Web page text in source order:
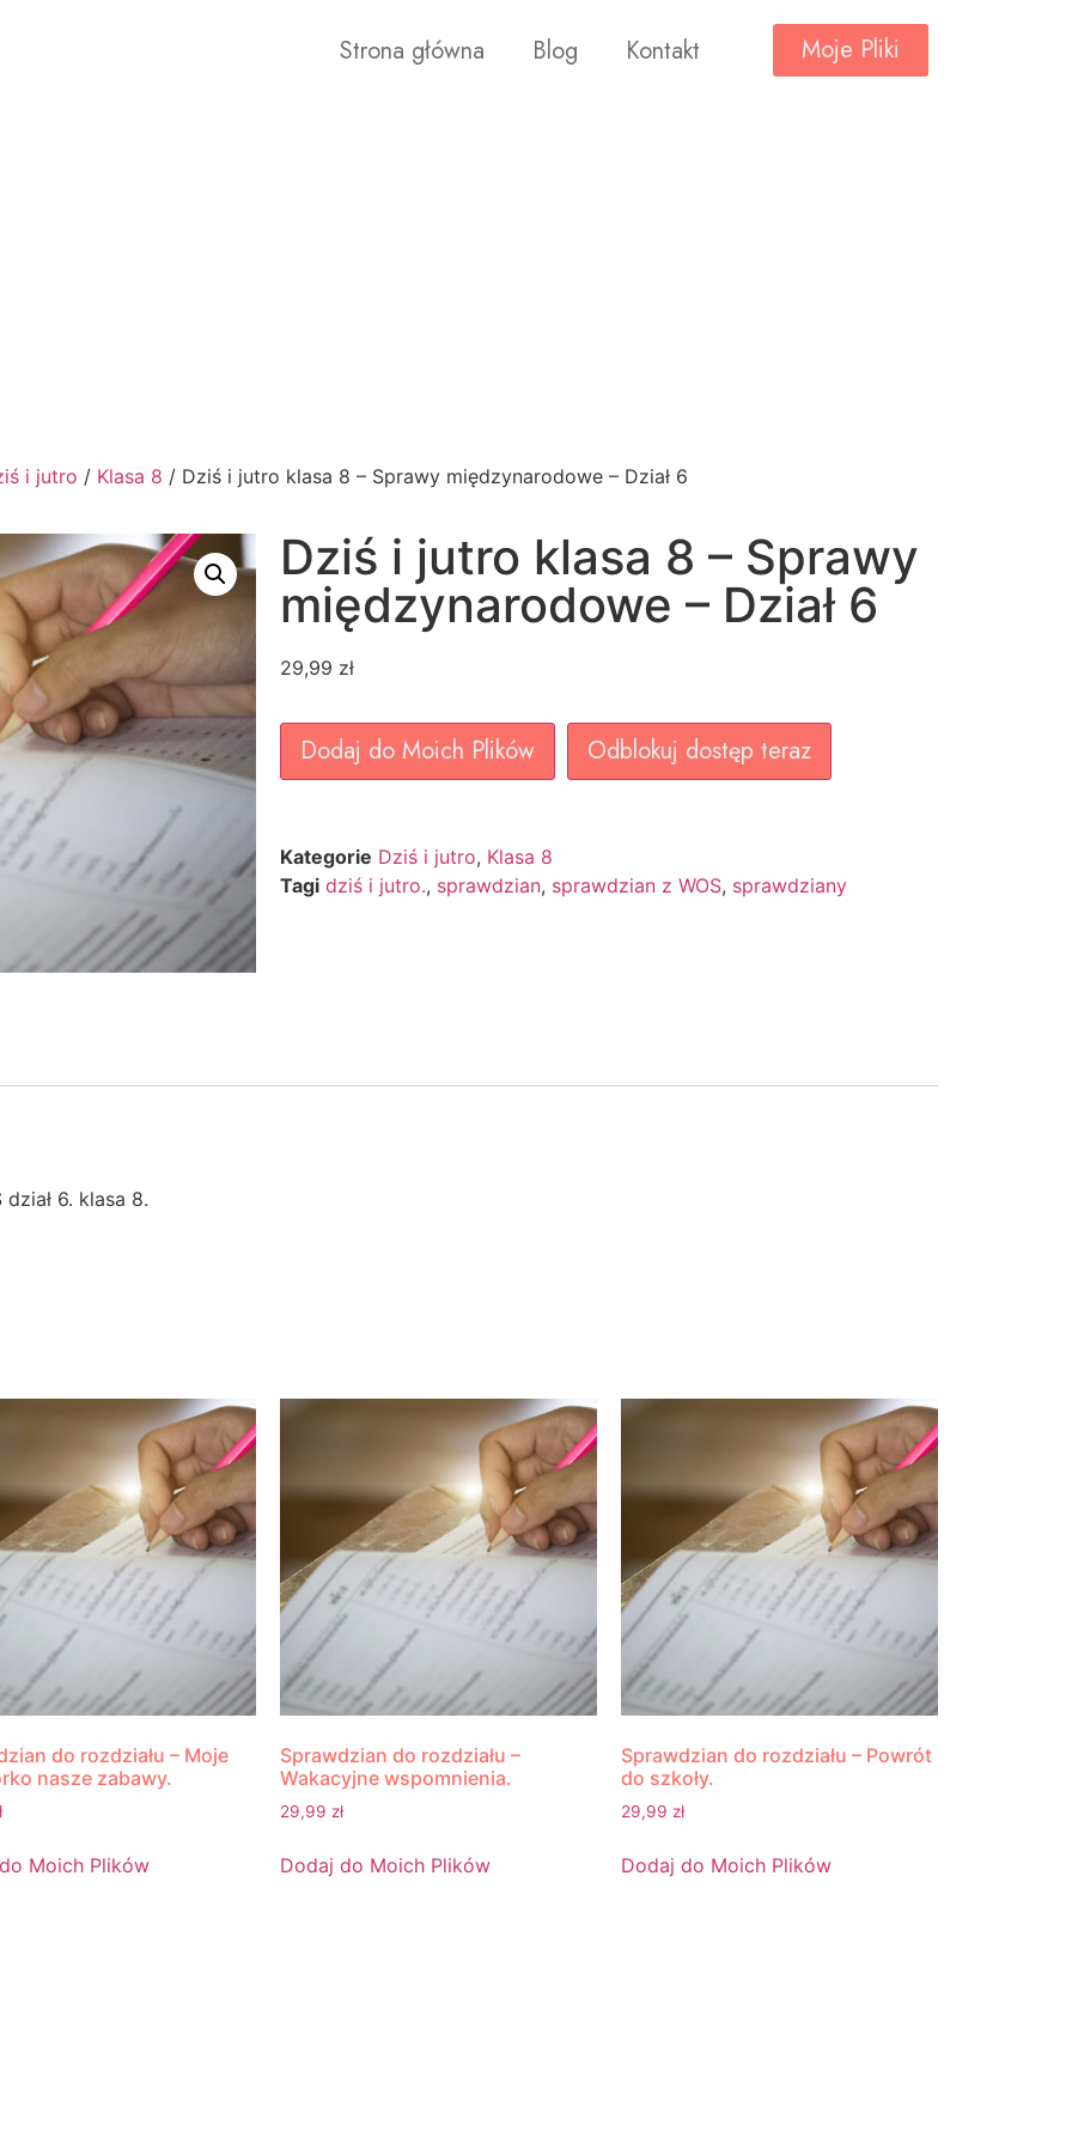
Strona główna Blog Kontakt Moje Pliki
i jutro / Klasa 8 / Dziś i jutro klasa 8 – Sprawy międzynarodowe – Dział 6
Dziś i jutro klasa 8 – Sprawy
międzynarodowe – Dział 6
29,99 zł
Dodaj do Moich Plików Odblokuj dostęp teraz
Kategorie Dziś i jutro, Klasa 8
Tagi dziś i jutro., sprawdzian, sprawdzian z WOS, sprawdziany
6. klasa 8.
do rozdziału – Moje
nasze zabawy.
Moich Plików
Sprawdzian do rozdziału –
Wakacyjne wspomnienia.
29,99 zł
Dodaj do Moich Plików
Sprawdzian do rozdziału – Powrót
do szkoły.
29,99 zł
Dodaj do Moich Plików